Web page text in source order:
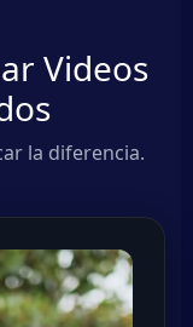
Videos
la diferencia.